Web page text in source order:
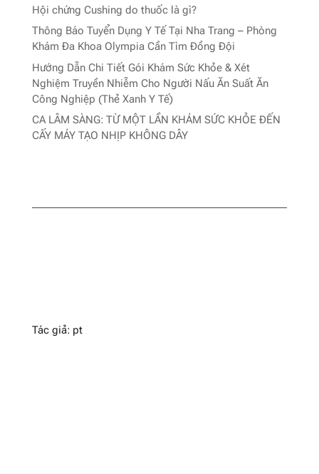
Hội chứng Cushing do thuốc là gì?
Thông Báo Tuyển Dụng Y Tế Tại Nha Trang – Phòng
Khám Đa Khoa Olympia Cần Tìm Đồng Đội
Hướng Dẫn Chi Tiết Gói Khám Sức Khỏe & Xét
Nghiệm Truyền Nhiễm Cho Người Nấu Ăn Suất Ăn
Công Nghiệp (Thẻ Xanh Y Tế)
CA LÂM SÀNG: TỪ MỘT LẦN KHÁM SỨC KHỎE ĐẾN
CẤY MÁY TẠO NHỊP KHÔNG DÂY
Tác giả: pt